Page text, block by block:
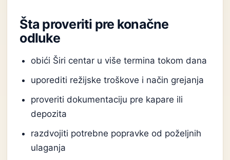
Šta proveriti pre konačne
odluke
obići Širi centar u više termina tokom dana
uporediti režijske troškove i način grejanja
proveriti dokumentaciju pre kapare ili
depozita
razdvojiti potrebne popravke od poželjnih
ulaganja